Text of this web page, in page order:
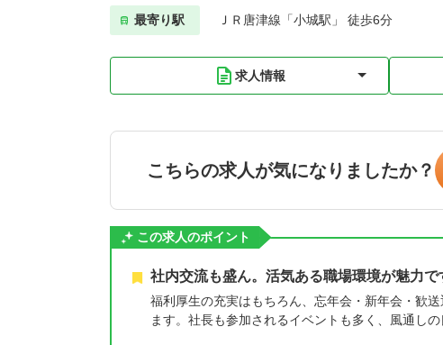
最寄り駅 ＪＲ唐津線「小城駅」 徒歩6分
求人情報
こちらの求人が気になりましたか？
この求人のポイント
社内交流も盛ん。活気ある職場環境が魅力で
福利厚生の充実はもちろん、忘年会・新年会・歓
ます。社長も参加されるイベントも多く、風通しの